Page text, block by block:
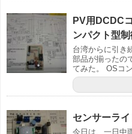
PV用DCDC
ンパクト型
台湾からに引き
部品が揃ったの
てみた。 OSコ
センサーラ
今日は、一日中